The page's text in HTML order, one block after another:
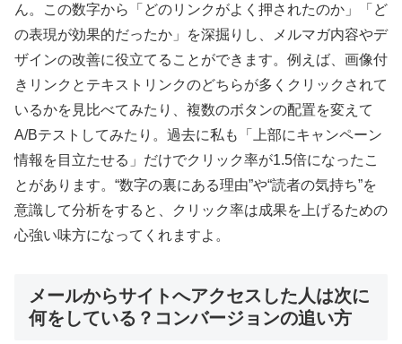
ん。この数字から「どのリンクがよく押されたのか」「ど
の表現が効果的だったか」を深掘りし、メルマガ内容やデ
ザインの改善に役立てることができます。例えば、画像付
きリンクとテキストリンクのどちらが多くクリックされて
いるかを見比べてみたり、複数のボタンの配置を変えて
A/Bテストしてみたり。過去に私も「上部にキャンペーン
情報を目立たせる」だけでクリック率が1.5倍になったこ
とがあります。“数字の裏にある理由”や“読者の気持ち”を
意識して分析をすると、クリック率は成果を上げるための
心強い味方になってくれますよ。
メールからサイトへアクセスした人は次に
何をしている？コンバージョンの追い方